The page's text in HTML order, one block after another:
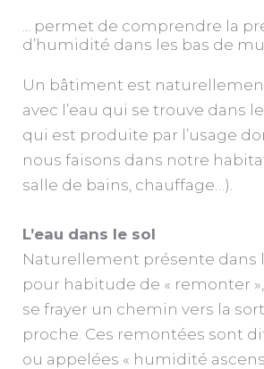
... permet de comprendre la
d’humidité dans les bas de
Un bâtiment est
avec l’eau qui se trouve dans
qui est produite par l’usage
nous faisons dans notre
salle de bains, chauffage…).
L’eau dans le sol
Naturellement présente dans
pour habitude de « remonter
se frayer un chemin vers la
proche. Ces remontées sont
ou appelées « humidité